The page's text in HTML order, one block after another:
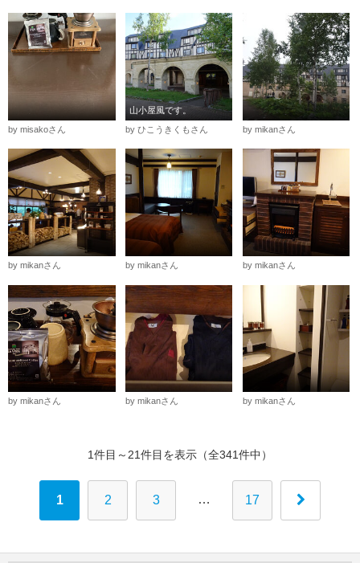
by misakoさん
山小屋風です。
by ひこうきくもさん
by mikanさん
by mikanさん by mikanさん by mikanさん
by mikanさん by mikanさん by mikanさん
1件目～21件目を表示（全341件中）
1 2 3 … 17